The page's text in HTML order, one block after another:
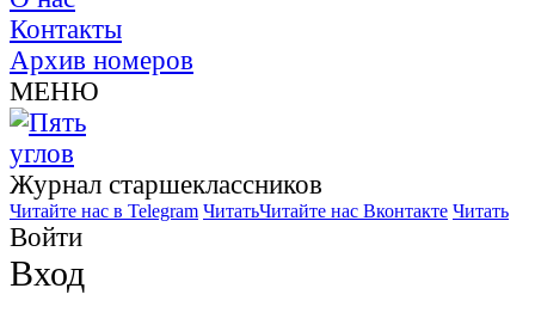
Контакты
Архив номеров
МЕНЮ
Журнал старшекласcников
Читайте нас в Telegram ЧитатьЧитайте нас Вконтакте Читать
Войти
Вход